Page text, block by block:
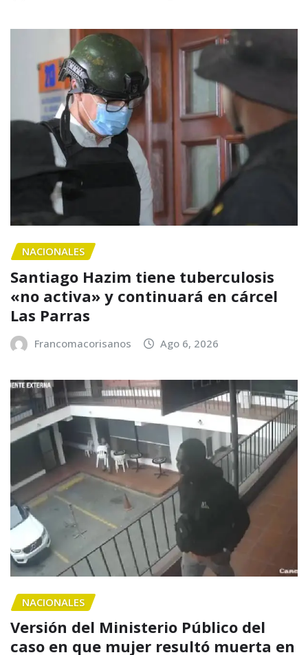
NACIONALES
Santiago Hazim tiene tuberculosis
«no activa» y continuará en cárcel
Las Parras
Francomacorisanos Ago 6, 2026
NACIONALES
Versión del Ministerio Público del
caso en que mujer resultó muerta en